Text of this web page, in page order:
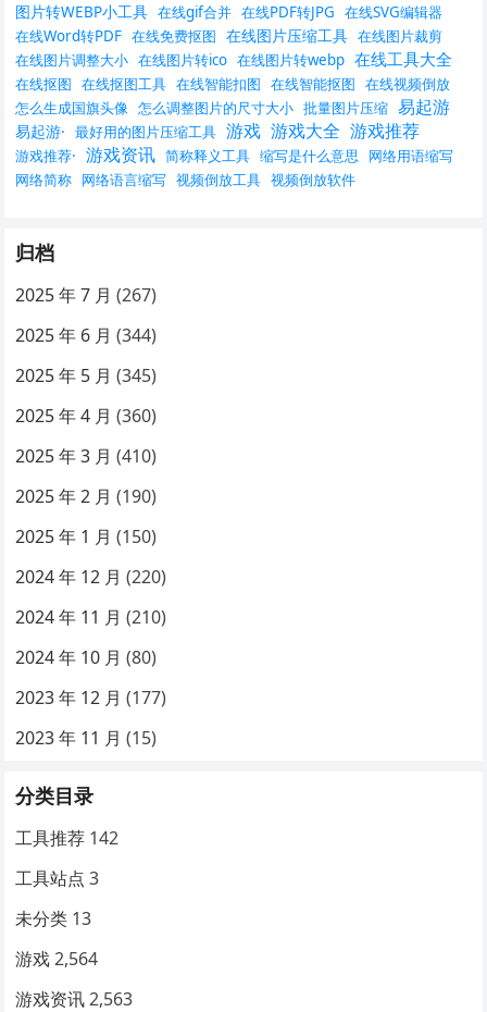
图片转WEBP小工具 在线gif合并 在线PDF转JPG 在线SVG编辑器
在线Word转PDF 在线免费抠图 在线图片压缩工具 在线图片裁剪
在线图片调整大小 在线图片转ico 在线图片转webp 在线工具大全
在线抠图 在线抠图工具 在线智能扣图 在线智能抠图 在线视频倒放
怎么生成国旗头像 怎么调整图片的尺寸大小 批量图片压缩 易起游
易起游· 最好用的图片压缩工具 游戏 游戏大全 游戏推荐
游戏推荐· 游戏资讯 简称释义工具 缩写是什么意思
网络用语缩写
网络简称 网络语言缩写 视频倒放工具 视频倒放软件
归档
2025 年 7 月 (267)
2025 年 6 月 (344)
2025 年 5 月 (345)
2025 年 4 月 (360)
2025 年 3 月 (410)
2025 年 2 月 (190)
2025 年 1 月 (150)
2024 年 12 月 (220)
2024 年 11 月 (210)
2024 年 10 月 (80)
2023 年 12 月 (177)
2023 年 11 月 (15)
分类目录
工具推荐 142
工具站点 3
未分类 13
游戏 2,564
游戏资讯 2,563